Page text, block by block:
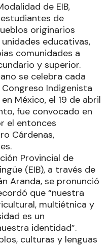
de EIB,
de
originarios
educativas,
comunidades a
y superior.
se celebra cada
Indigenista
México, el 19 de abril
fue convocado en
el entonces
Cárdenas,
Provincial de
(EIB), a través de
Aranda, se pronunció
que “nuestra
multiétnica y
es un
identidad”.
culturas y lenguas